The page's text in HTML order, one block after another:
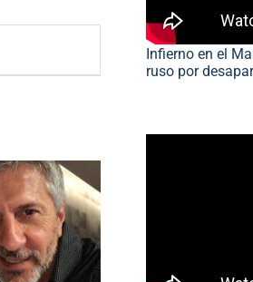
Infierno en el
ruso por